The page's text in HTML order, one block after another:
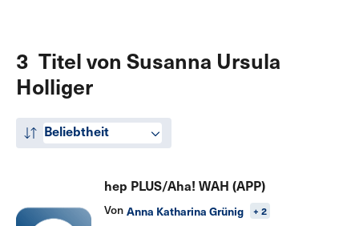
3 Titel von Susanna Ursula
Holliger
Beliebtheit
hep PLUS/Aha! WAH (APP)
Von Anna Katharina Grünig + 2